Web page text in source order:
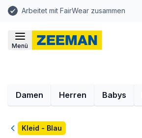
Arbeitet mit FairWear zusammen
Menü
Damen Herren Babys
ZurückKleid - Blau